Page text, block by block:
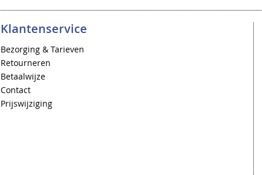
Klantenservice
Bezorging & Tarieven
Retourneren
Betaalwijze
Contact
Prijswijziging